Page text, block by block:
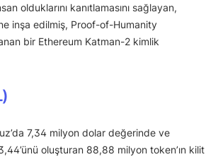
olduklarını kanıtlamasını sağlayan,
inşa edilmiş, Proof-of-Humanity
bir Ethereum Katman-2 kimlik
7,34 milyon dolar değerinde ve
oluşturan 88,88 milyon token’ın kilit